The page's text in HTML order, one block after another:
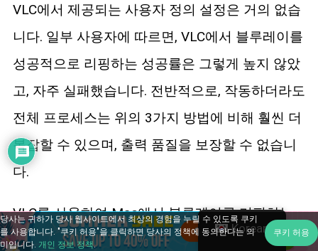
VLC에서 제공되는 사용자 정의 설정은 거의 없습
니다. 일부 사용자에 따르면, VLC에서 블루레이를
성공적으로 리핑하는 성공률은 그렇게 높지 않았
고, 자주 실패했습니다. 전반적으로, 작동하더라도
전체 프로세스는 위의 3가지 방법에 비해 훨씬 더
복잡할 수 있으며, 출력 품질을 보장할 수 없습니
다.
VLC를 사용하여 Mac에서 블루레이를 리핑하는
단계를 계속 읽어보세요.
Korean
당사는 귀하가 당사 웹사이트에서 최상의 경험을 누릴 수 있도록 쿠키
를 사용합니다. "쿠키 허용"을 클릭하면 당사의 정책에 동의한다는 의
미입니다. 개인 정보 정책.
쿠키 허용